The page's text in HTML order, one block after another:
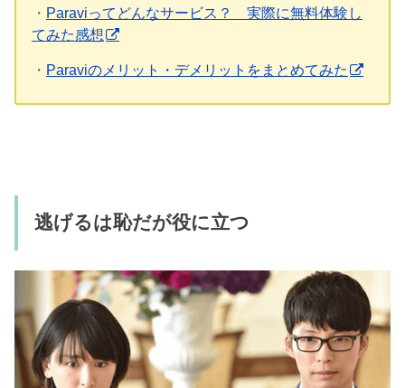
・ Paraviってどんなサービス？ 実際に無料体験し
てみた感想
・ Paraviのメリット・デメリットをまとめてみた
逃げるは恥だが役に立つ